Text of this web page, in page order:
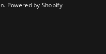
Powered by Shopify